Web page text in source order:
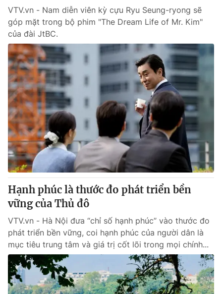
Ðiện thoại Thời báo VTV: 024.66 897 897
Email:toasoan@vtv.vn
Liên hệ quảng cáo:
® Cấm sao chép dưới mọi hình thức nếu không có sự chấp
thuận bằng văn bản. Ghi rõ nguồn VTV.vn khi phát hành lại
thông tin từ website này.
VTV.vn - Nam diễn viên kỳ cựu Ryu Seung-ryong sẽ
góp mặt trong bộ phim "The Dream Life of Mr. Kim"
của đài JtBC.
Hạnh phúc là thước đo phát triển bền
vững của Thủ đô
VTV.vn - Hà Nội đưa “chỉ số hạnh phúc” vào thước đo
phát triển bền vững, coi hạnh phúc của người dân là
mục tiêu trung tâm và giá trị cốt lõi trong mọi chính...